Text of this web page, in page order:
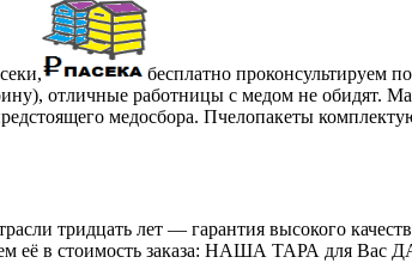
бесплатно проконсультируем
отличные работницы с медом не обидят.
медосбора. Пчелопакеты
тридцать лет — гарантия высокого
её в стоимость заказа: НАША ТАРА для Вас